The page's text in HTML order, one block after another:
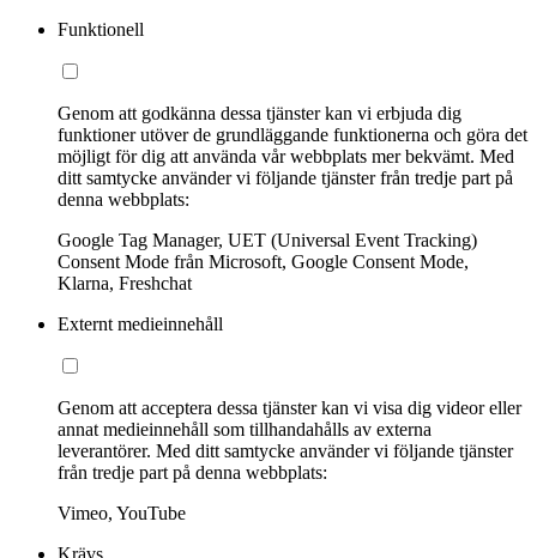
Funktionell
Genom att godkänna dessa tjänster kan vi erbjuda dig
funktioner utöver de grundläggande funktionerna och göra det
möjligt för dig att använda vår webbplats mer bekvämt. Med
ditt samtycke använder vi följande tjänster från tredje part på
denna webbplats:
Google Tag Manager, UET (Universal Event Tracking)
Consent Mode från Microsoft, Google Consent Mode,
Klarna, Freshchat
Externt medieinnehåll
Genom att acceptera dessa tjänster kan vi visa dig videor eller
annat medieinnehåll som tillhandahålls av externa
leverantörer. Med ditt samtycke använder vi följande tjänster
från tredje part på denna webbplats:
Vimeo, YouTube
Krävs